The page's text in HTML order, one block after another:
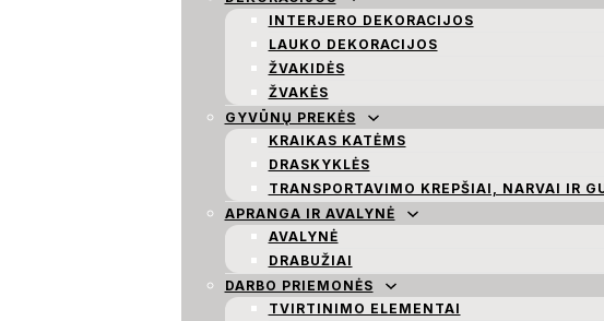
INTERJERO DEKORACIJOS
LAUKO DEKORACIJOS
ŽVAKIDĖS
ŽVAKĖS
GYVŪNŲ PREKĖS
KRAIKAS KATĖMS
DRASKYKLĖS
TRANSPORTAVIMO KREPŠIAI, NARVAI IR
APRANGA IR AVALYNĖ
AVALYNĖ
DRABUŽIAI
DARBO PRIEMONĖS
TVIRTINIMO ELEMENTAI